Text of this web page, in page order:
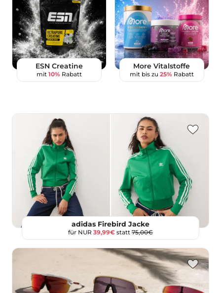
ESN Creatine
mit 10%Rabatt
More Vitalstoffe
mit bis zu 25%Rabatt
adidas Firebird Jacke
für NUR 39,99€ statt 75,00€